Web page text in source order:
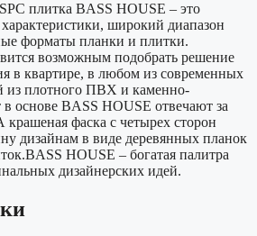
плитка BASS HOUSE – это
широкий диапазон
форматы планки и плитки.
возможным подобрать решение
в квартире, в любом из современных
из плотного ПВХ и каменно-
основе BASS HOUSE отвечают за
фаска с четырех сторон
дизайнам в виде деревянных планок
HOUSE – богатая палитра
дизайнерских идей.